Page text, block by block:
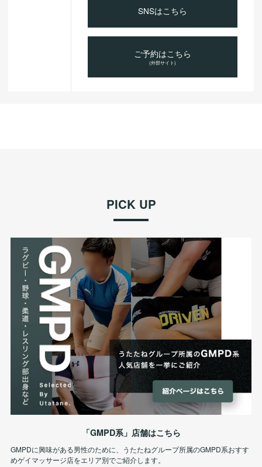
SNSはこちら
ご予約はこちら
(外部サイト)
PICK UP
「GMPD系」店舗はこちら
GMPDに興味がある男性のために、うたたねグループ所属のGMPD系おすす
めゲイマッサージ店をエリア別でご紹介します。